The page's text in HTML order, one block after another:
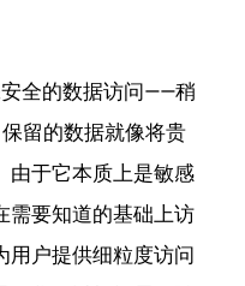
全的数据访问——稍
留的数据就像将贵
由于它本质上是敏感
需要知道的基础上访
用户提供细粒度访问